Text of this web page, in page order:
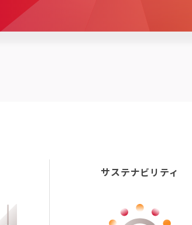
サステナビリティ